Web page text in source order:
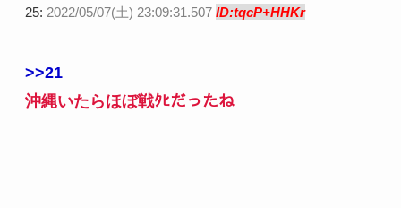
25: 2022/05/07(土) 23:09:31.507 ID:tqcP+HHKr
>>21
沖縄いたらほぼ戦ﾀﾋだったね